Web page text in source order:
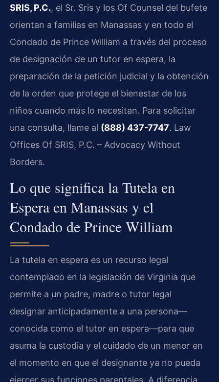
SRIS, P.C., el Sr. Sris y los Of Counsel del bufete
orientan a familias en Manassas y en todo el
Condado de Prince William a través del proceso
de designación de un tutor en espera, la
preparación de la petición judicial y la obtención
de la orden que protege el bienestar de los
niños cuando más lo necesitan. Para solicitar
una consulta, llame al (888) 437-7747. Law
Offices Of SRIS, P.C. – Advocacy Without
Borders.
Lo que significa la Tutela en
Espera en Manassas y el
Condado de Prince William
La tutela en espera es un recurso legal
contemplado en la legislación de Virginia que
permite a un padre, madre o tutor legal
designar anticipadamente a una persona—
conocida como el tutor en espera—para que
asuma la custodia y el cuidado de un menor en
el momento en que el designante ya no pueda
ejercer sus funciones parentales. A diferencia